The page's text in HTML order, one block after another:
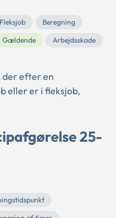
Fleksjob
Beregning
Gældende Arbejdsskade
der efter en
eller er i fleksjob,
25-